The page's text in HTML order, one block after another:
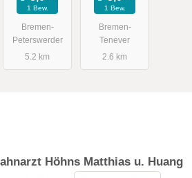
1 Bew.
Bremen-
Peterswerder
5.2 km
1 Bew.
Bremen-
Tenever
2.6 km
Höhns Matthias u. Huang